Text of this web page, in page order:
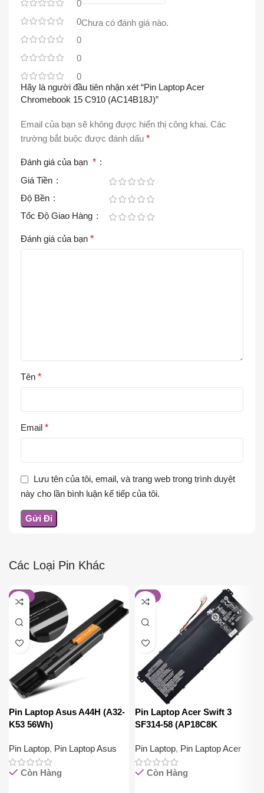
0
0
0
0
0
Chưa có đánh giá nào.
Hãy là người đầu tiên nhận xét “Pin Laptop Acer
Chromebook 15 C910 (AC14B18J)”
Email của bạn sẽ không được hiển thị công khai. Các
trường bắt buộc được đánh dấu *
Đánh giá của bạn *
Giá Tiền
Độ Bền
Tốc Độ Giao Hàng
Đánh giá của bạn *
Tên *
Email *
Lưu tên của tôi, email, và trang web trong trình duyệt
này cho lần bình luận kế tiếp của tôi.
Các Loại Pin Khác
-27%
Pin Laptop Asus A44H (A32-
K53 56Wh)
Pin Laptop, Pin Laptop Asus
Còn Hàng
-14%
Pin Laptop Acer Swift 3
SF314-58 (AP18C8K
Pin Laptop, Pin Laptop Acer
Còn Hàng